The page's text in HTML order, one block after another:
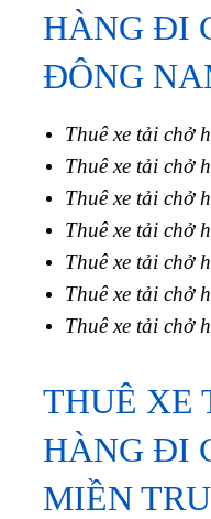
HÀNG ĐI
ĐÔNG
Thuê xe tải chở
Thuê xe tải chở
Thuê xe tải chở
Thuê xe tải chở
Thuê xe tải chở
Thuê xe tải chở
Thuê xe tải chở
THUÊ XE
HÀNG ĐI
MIỀN